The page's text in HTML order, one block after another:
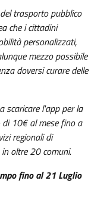
trasporto pubblico
che i cittadini
personalizzati,
mezzo possibile
doversi curare delle
scaricare l'app per la
10€ al mese fino a
regionali di
oltre 20 comuni.
fino al 21 Luglio